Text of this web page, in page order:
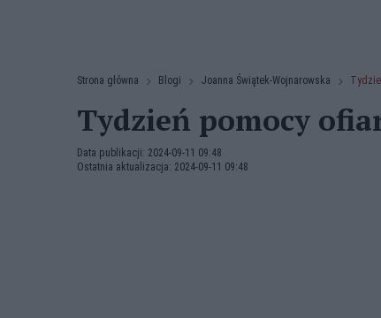
Strona główna Blogi Joanna Świątek-Wojnarowska
Tydzień pomocy
Data publikacji: 2024-09-11 09:48
Ostatnia aktualizacja: 2024-09-11 09:48